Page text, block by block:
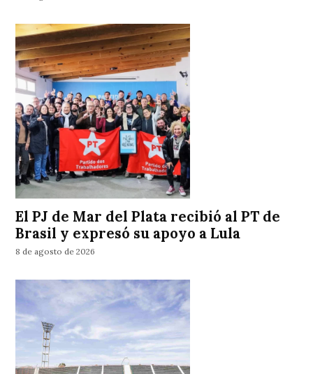
El PJ de Mar del Plata recibió al PT de
Brasil y expresó su apoyo a Lula
8 de agosto de 2026